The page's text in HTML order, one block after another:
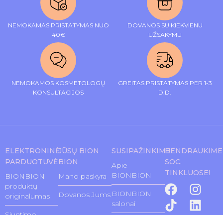
NEMOKAMAS PRISTATYMAS NUO
40€
DOVANOS SU KIEKVIENU
UŽSAKYMU
NEMOKAMOS KOSMETOLOGŲ
KONSULTACIJOS
GREITAS PRISTATYMAS PER 1-3
D.D.
ELEKTRONINĖ
PARDUOTUVĖ
BIONBION
produktų
originalumas
JŪSŲ BION
BION
Mano paskyra
Dovanos Jums
SUSIPAŽINKIME
Apie
BIONBION
BIONBION
salonai
BENDRAUKIME
SOC.
TINKLUOSE!